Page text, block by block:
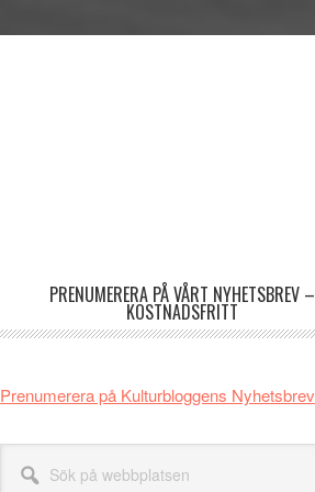
PRENUMERERA PÅ VÅRT NYHETSBREV –
KOSTNADSFRITT
Prenumerera på Kulturbloggens Nyhetsbrev